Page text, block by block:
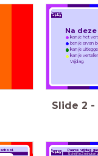
Paarse
Na deze
kan je het
ben je ervan
kan je
kan je
Vrijdag.
Paarse
vrijdag
Slide 2 -
school.
Paarse vrijdag
Paarse
vrijdag Schrijf in 2